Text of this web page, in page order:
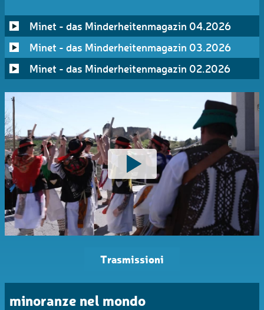
Minet - das Minderheitenmagazin 04.2026
Minet - das Minderheitenmagazin 03.2026
Minet - das Minderheitenmagazin 02.2026
Trasmissioni
minoranze nel mondo